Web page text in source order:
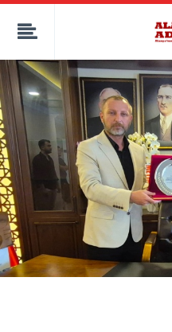
kaçak bahis
deneme bonusu
canlı bahis siteleri
deneme bonusu veren siteler
bahis siteleri
porno izle